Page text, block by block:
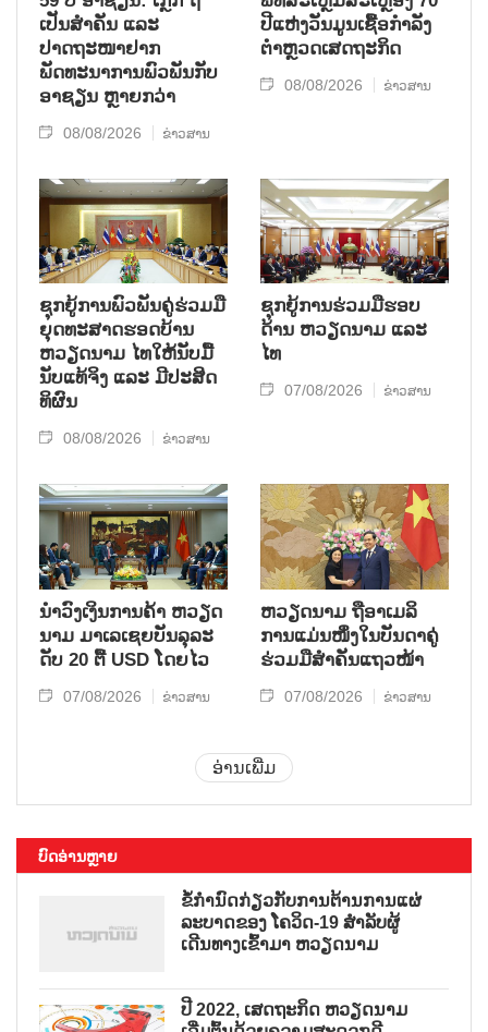
ເປັນສຳຄັນ ແລະ
ປາດຖະໜາຢາກ
ພັດທະນາການພົວພັນກັບ
ອາຊຽນ ຫຼາຍກວ່າ
08/08/2026 ຂ່າວສານ
ປີແຫ່ງວັນມູນເຊື້ອກຳລັງ
ຕຳຫຼວດເສດຖະກິດ
08/08/2026 ຂ່າວສານ
ຊຸກ​ຍູ້​ການ​ພົວ​ພັນ​ຄູ່​ຮ່ວມ​ມື​
ຍຸດ​ທະ​ສາດ​ຮອດ​ບ້ານ
ຫວຽດ​ນາມ ໄທ​ໃຫ້​ນັບ​ມື້​
ນັບ​ແທ້​ຈິງ ແລະ ມີ​ປະ​ສິດ​
ທິ​ຜົນ
08/08/2026 ຂ່າວສານ
ຊຸກຍູ້ການຮ່ວມມືຮອບ
ດ້ານ ຫວຽດນາມ ແລະ
ໄທ
07/08/2026 ຂ່າວສານ
ນຳ​ວົງ​ເງິນ​ການ​ຄ້າ ຫວຽດ​
ນາມ ມາ​ເລ​ເຊຍ​ບັນ​ລຸ​ລະ​
ດັບ 20 ຕື້ USD ໂດຍ​ໄວ
07/08/2026 ຂ່າວສານ
ຫ​ວຽດ​ນາມ ຖື​ອາ​ເມ​ລິ​
ການ​ແມ່ນ​ໜຶ່ງ​ໃນ​ບັນ​ດາ​ຄູ່​
ຮ່ວມ​ມື​ສຳ​ຄັນ​ແຖວ​ໜ້າ
07/08/2026 ຂ່າວສານ
ອ່ານເພີ່ມ
ບົດອ່ານຫຼາຍ
ຂໍ້ກຳນົດກ່ຽວກັບການຕ້ານການແຜ່
ລະບາດຂອງ ໂຄວິດ-19 ສຳລັບຜູ້
ເດີນທາງເຂົ້າມາ ຫວຽດນາມ
ປີ 2022, ເສດຖະກິດ ຫວຽດນາມ